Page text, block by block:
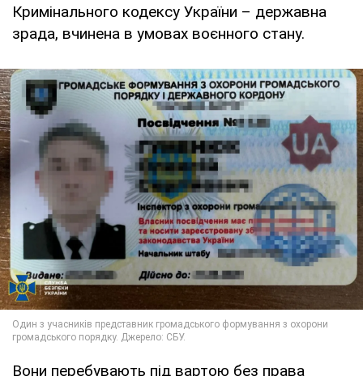
Кримінального кодексу України – державна
зрада, вчинена в умовах воєнного стану.
Вони перебувають під вартою без права